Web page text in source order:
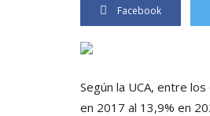
Facebook
Según la UCA, entre
en 2017 al 13,9% en